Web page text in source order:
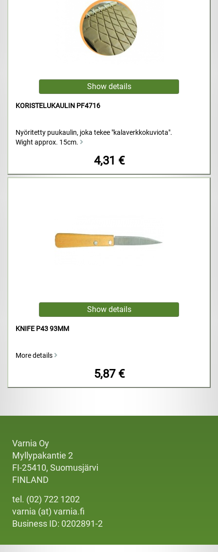
KORISTELUKAULIN PF4716
Nyöritetty puukaulin, joka tekee "kalaverkkokuviota".
Wight approx. 15cm.
4,31 €
KNIFE P43 93MM
More details
5,87 €
Varnia Oy
Myllypakantie 2
FI-25410, Suomusjärvi
FINLAND
tel. (02) 722 1202
varnia (at) varnia.fi
Business ID: 0202891-2